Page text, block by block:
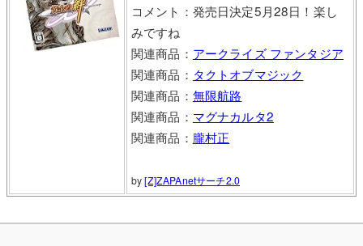
コメント：発売日決定5月28日！楽し
みですね
関連商品： アークライズ ファンタジア
関連商品： タクトオブマジック
関連商品： 無限航路
関連商品： マグナカルタ2
関連商品： 朧村正
by[Z]ZAPAnetサーチ2.0